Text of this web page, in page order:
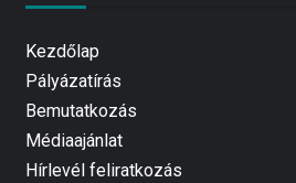
Kezdőlap
Pályázatírás
Bemutatkozás
Médiaajánlat
Hírlevél feliratkozás